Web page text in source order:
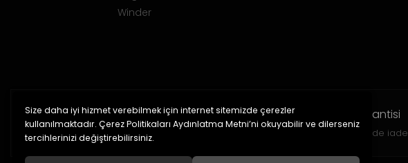
Winder
%100 Orijinal Ürün
2 yıl garanti
İade Garantisi
15 gün içinde iade
Size daha iyi hizmet verebilmek için internet sitemizde çerezler
kullanılmaktadır. Çerez Politikaları Aydınlatma Metni’ni okuyabilir ve dilerseniz
tercihlerinizi değiştirebilirsiniz.